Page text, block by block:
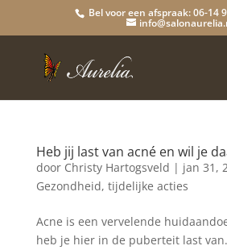
Bel voor een afspraak: 06-14
Heb jij last van acné en wil je
door Christy Hartogsveld | jan 31,
Gezondheid, tijdelijke acties
Acne is een vervelende
heb je hier in de puberteit last